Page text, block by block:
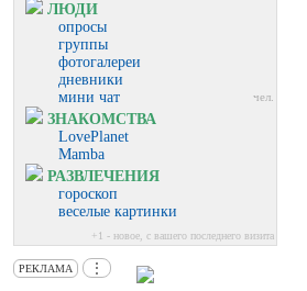
ЛЮДИ
опросы
группы
фотогалереи
дневники
мини чат
чел.
ЗНАКОМСТВА
LovePlanet
Mamba
РАЗВЛЕЧЕНИЯ
гороскоп
веселые картинки
+1 - новое, с вашего последнего визита
РЕКЛАМА ⋮